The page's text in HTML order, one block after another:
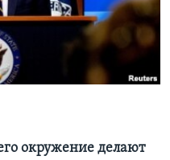
окружение делают